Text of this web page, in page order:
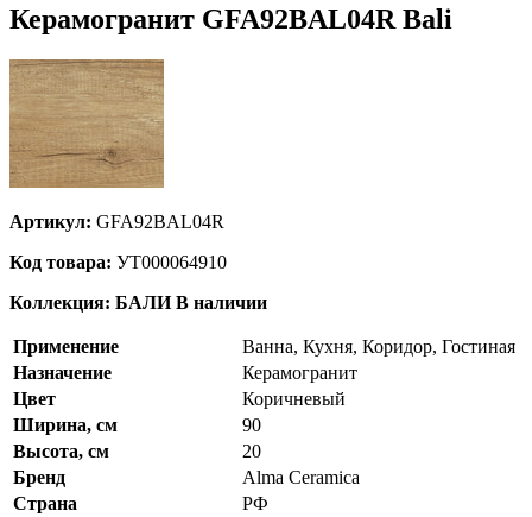
Керамогранит GFA92BAL04R Bali
Артикул: GFA92BAL04R
Код товара: УТ000064910
Коллекция: БАЛИ В наличии
Применение
Ванна, Кухня, Коридор, Гостиная
Назначение
Керамогранит
Цвет
Коричневый
Ширина, см
90
Высота, см
20
Бренд
Alma Ceramica
Страна
РФ